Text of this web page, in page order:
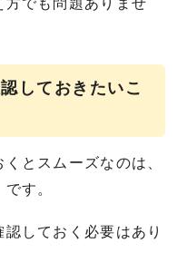
でも問題ありませ
しておきたいこ
とスムーズなのは、
す。
しておく必要はあり